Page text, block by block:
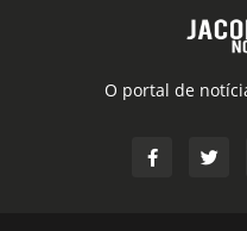
O portal de